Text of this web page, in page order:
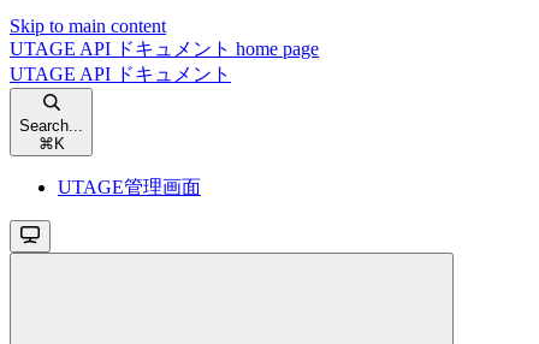
Skip to main content
UTAGE API ドキュメント home page
UTAGE API ドキュメント
Search...
⌘ K
UTAGE管理画面